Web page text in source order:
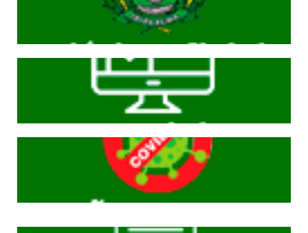
Cliqeu aqui
Cliqeu aqui
Cliqeu aqui